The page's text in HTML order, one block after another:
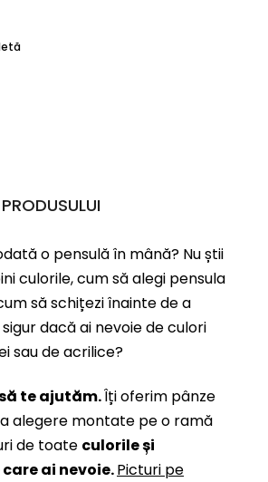
o pensulă în mână? Nu știi
culorile, cum să alegi pensula
să schițezi înainte de a
dacă ai nevoie de culori
sau de acrilice?
te ajutăm.Îți oferim pânze
alegere montate pe o ramă
de toate culorile și
ai nevoie.Picturi pe